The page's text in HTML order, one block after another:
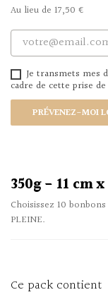
Au lieu de 17,50 €
Je transmets mes
cadre de cette prise
PRÉVENEZ-MOI
350g - 11 cm
Choisissez 10
PLEINE.
Ce pack contient